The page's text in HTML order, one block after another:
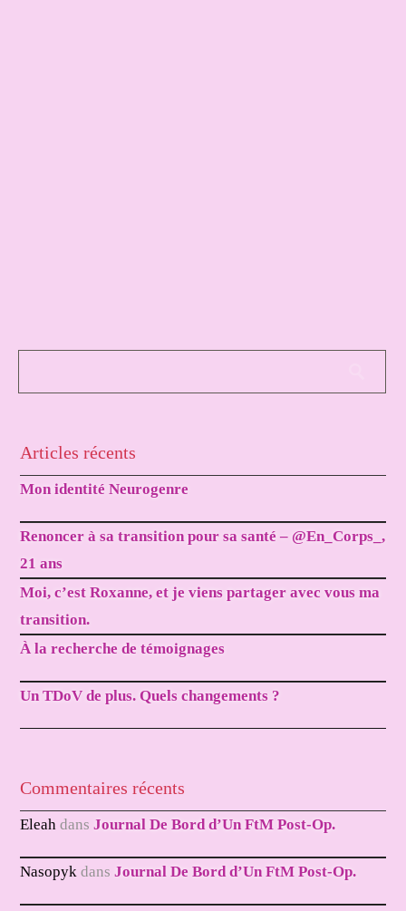
Articles récents
Mon identité Neurogenre
Renoncer à sa transition pour sa santé – @En_Corps_,
21 ans
Moi, c’est Roxanne, et je viens partager avec vous ma
transition.
À la recherche de témoignages
Un TDoV de plus. Quels changements ?
Commentaires récents
Eleah dansJournal De Bord d’Un FtM Post-Op.
Nasopyk dansJournal De Bord d’Un FtM Post-Op.